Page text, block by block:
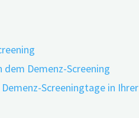
Demenz-Screening
Screeningtage in Ihrer